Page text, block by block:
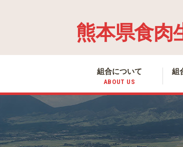
熊本県食肉
組合について
ABOUT US
組